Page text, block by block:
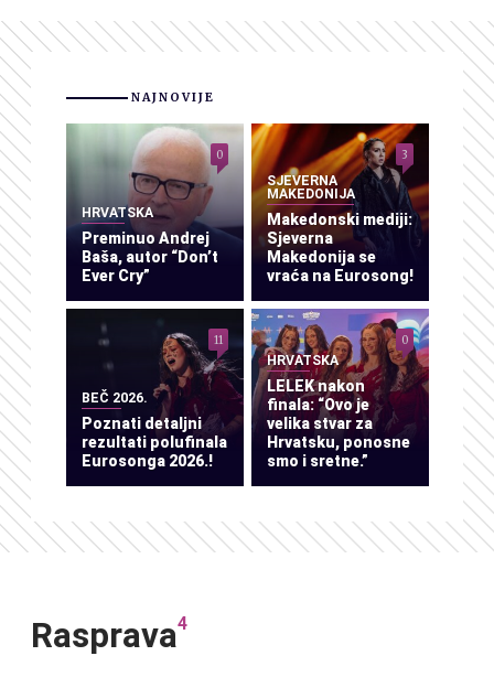
NAJNOVIJE
HRVATSKA
Preminuo Andrej
Baša, autor “Don’t
Ever Cry”
0
SJEVERNA
MAKEDONIJA
Makedonski mediji:
Sjeverna
Makedonija se
vraća na Eurosong!
3
BEČ 2026.
Poznati detaljni
rezultati polufinala
Eurosonga 2026.!
11
HRVATSKA
LELEK nakon
finala: “Ovo je
velika stvar za
Hrvatsku, ponosne
smo i sretne.”
0
Rasprava4